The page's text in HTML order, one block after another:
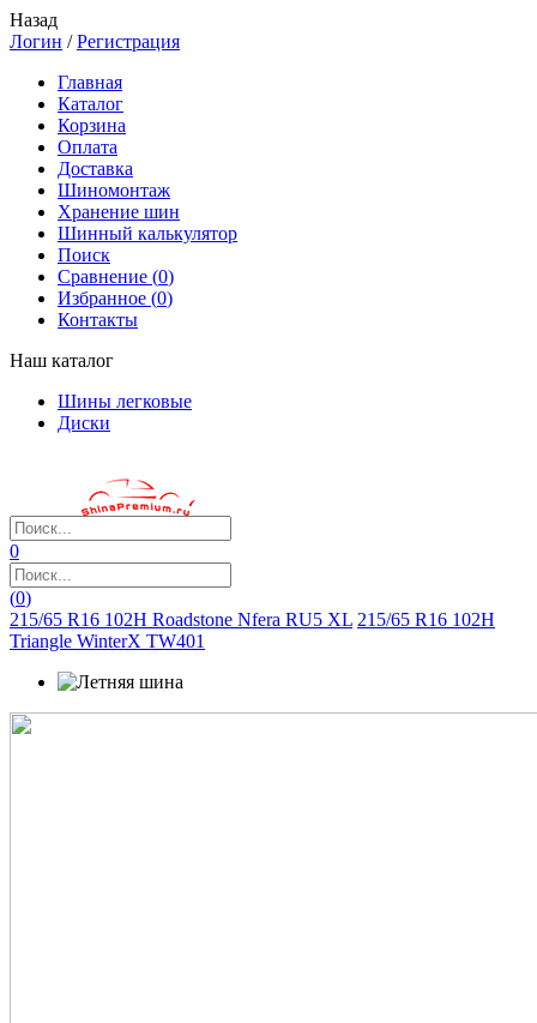
Назад
Логин /Регистрация
Главная
Каталог
Корзина
Оплата
Доставка
Шиномонтаж
Хранение шин
Шинный калькулятор
Поиск
Сравнение (0)
Избранное (0)
Контакты
Наш каталог
Шины легковые
Диски
0
(0)
215/65 R16 102H Roadstone Nfera RU5 XL 215/65 R16 102H
Triangle WinterX TW401